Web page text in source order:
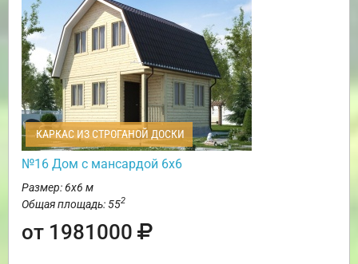
КАРКАС ИЗ СТРОГАНОЙ ДОСКИ
№16 Дом с мансардой 6х6
Размер: 6х6 м
Общая площадь: 552
от 1981000